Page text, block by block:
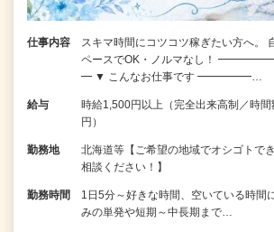
仕事内容
スキマ時間にコツコツ稼ぎたい方へ。
ペースでOK・ノルマなし！
━ ▼ こんなお仕事です ━━━━━…
給与
時給1,500円以上（完全出来高制／時
円）
勤務地
北海道等【ご希望の地域でオシゴトで
相談ください！】
勤務時間
1日5分～好きな時間、空いている時
みの単発や短期～中長期まで…